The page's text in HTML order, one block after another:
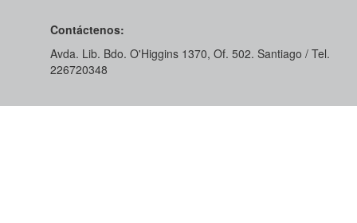
Contáctenos:
Avda. Lib. Bdo. O'Higgins 1370, Of. 502. Santiago / Tel.
226720348